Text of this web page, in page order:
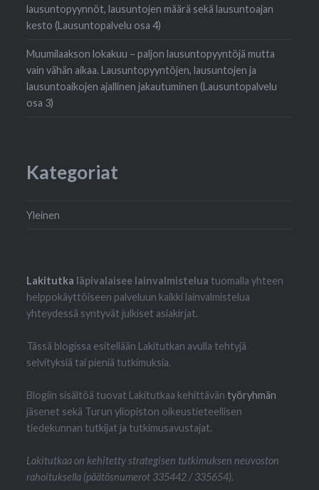
lausuntopyynnöt, lausuntojen määrä sekä lausuntoajan
kesto (Lausuntopalvelu osa 4)
Muumilaakson lokakuu – paljon lausuntopyyntöjä mutta
vain vähän aikaa. Lausuntopyyntöjen, lausuntojen ja
lausuntoaikojen ajallinen jakautuminen (Lausuntopalvelu
osa 3)
Kategoriat
Yleinen
Lakitutka läpivalaisee lainvalmistelua tuomalla yhteen
helppokäyttöiseen palveluun kaikki lainvalmistelua
yhteydessä syntyvät julkiset asiakirjat.
Tässä blogissa esitellään Lakitutkan avulla tehtyjä
selvityksiä tai pieniä tutkimuksia.
Blogiin sisältöä tuovat Lakitutkaa kehittäväntyöryhmän
jäsenet sekä Turun yliopiston oikeustieteellisen
tiedekunnan tutkijat ja tutkimusavustajat.
Lakitutkaa on kehitetty strategisen tutkimuksen neuvoston
rahoituksella (päätösnumerot 335442 / 335654).